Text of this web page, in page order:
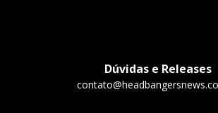
Dúvidas e Releases